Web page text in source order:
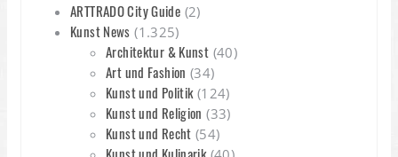
ARTTRADO City Guide (2)
Kunst News (1.325)
Architektur & Kunst (40)
Art und Fashion (34)
Kunst und Politik(124)
Kunst und Religion (33)
Kunst und Recht (54)